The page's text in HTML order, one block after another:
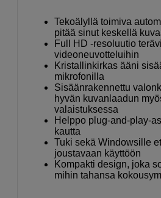
Tekoälyllä toimiva
pitää sinut keskellä
Full HD -resoluutio
videoneuvotteluihin
Kristallinkirkas ääni
mikrofonilla
Sisäänrakennettu
hyvän kuvanlaadun
valaistuksessa
Helppo plug-and-play-
kautta
Tuki sekä Windowsille
joustavaan käyttöön
Kompakti design, joka
mihin tahansa